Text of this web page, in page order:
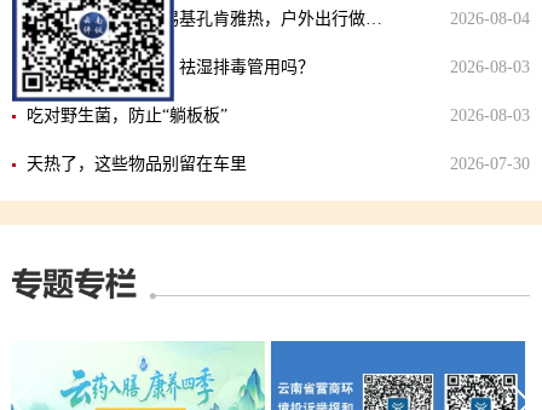
雨季蚊虫增多！警惕基孔肯雅热，户外出行做好防蚊 2026-08-04
夏季吃、喝、泡脚、祛湿排毒管用吗？ 2026-08-03
吃对野生菌，防止“躺板板” 2026-08-03
天热了，这些物品别留在车里 2026-07-30